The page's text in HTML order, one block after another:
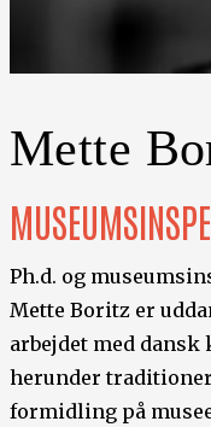
Mette
Ph.d. og
Mette Boritz er
arbejdet med
herunder
formidling på